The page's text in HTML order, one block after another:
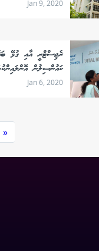
Jan 9, 2020
ރެޖިސްޓްރީ އާއި ގުޅޭ
ކައުންސިލުން
Jan 6, 2020
«